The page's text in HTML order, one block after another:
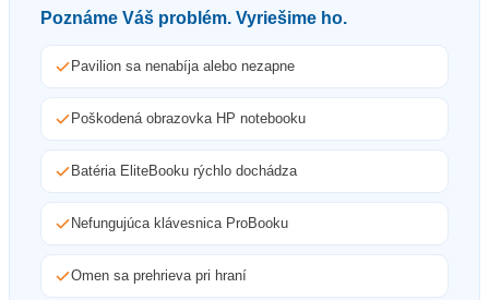
Poznáme Váš problém. Vyriešime ho.
Pavilion sa nenabíja alebo nezapne
Poškodená obrazovka HP notebooku
Batéria EliteBooku rýchlo dochádza
Nefungujúca klávesnica ProBooku
Omen sa prehrieva pri hraní